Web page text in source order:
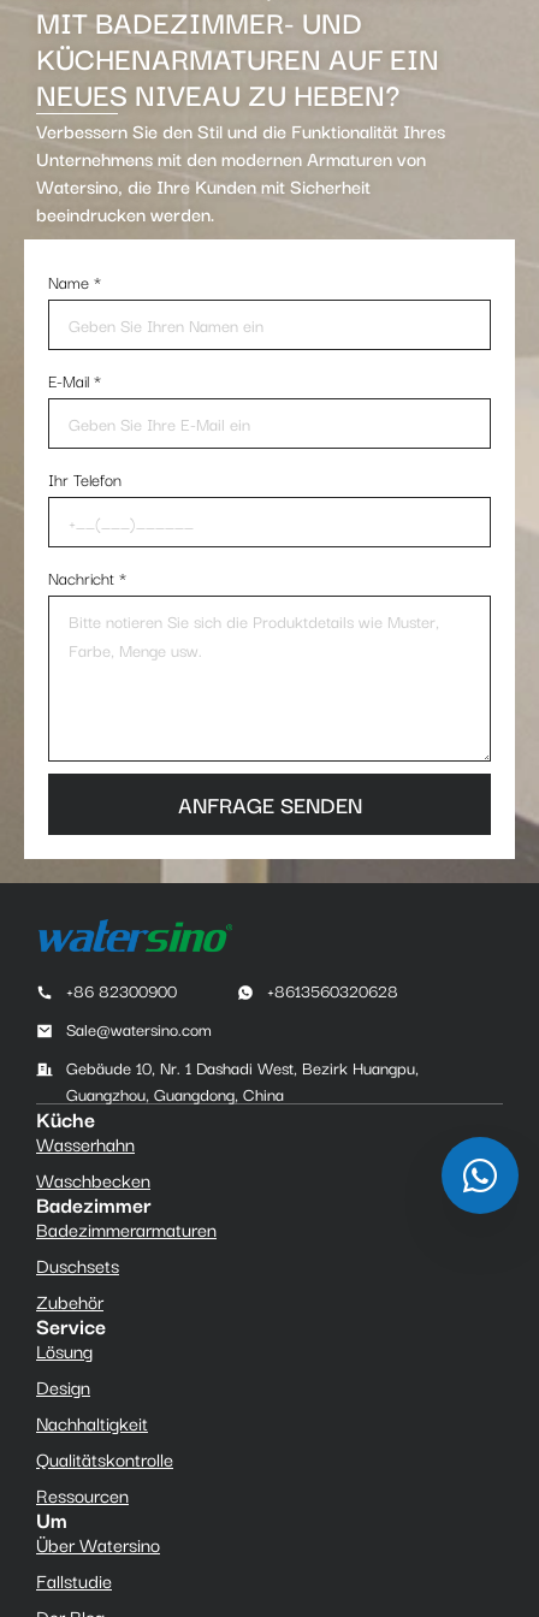
MIT BADEZIMMER- UND
KÜCHENARMATUREN AUF EIN
NEUES NIVEAU ZU HEBEN?
Verbessern Sie den Stil und die Funktionalität Ihres
Unternehmens mit den modernen Armaturen von
Watersino, die Ihre Kunden mit Sicherheit
beeindrucken werden.
Name*
E-Mail*
Ihr Telefon
Nachricht*
ANFRAGE SENDEN
+86 82300900
+8613560320628
Sale@watersino.com
Gebäude 10, Nr. 1 Dashadi West, Bezirk Huangpu,
Guangzhou, Guangdong, China
Küche
Wasserhahn
Waschbecken
Badezimmer
Badezimmerarmaturen
Duschsets
Zubehör
Service
Lösung
Design
Nachhaltigkeit
Qualitätskontrolle
Ressourcen
Um
Über Watersino
Fallstudie